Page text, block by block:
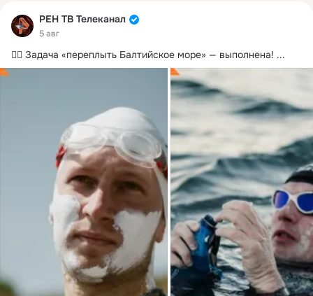
РЕН ТВ Телеканал
5 авг
🏊‍♂️ Задача «переплыть Балтийское море» — выполнена! ...